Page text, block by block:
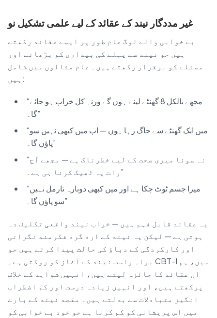
غیر مددگار نیند کے عقائد کے لیے علمی تشکیل نو
بے خوابی والے لوگ عام طور پر ایسے عقائد رکھتے
ہیں جو نیند سے پہلے کی بیداری کو بڑھاتے اور
مسئلے کو برقرار رکھتے ہیں۔ عام مثالوں میں شامل
ہیں:
“مجھے بالکل 8 گھنٹے لینے ہوں گے ورنہ کل خراب ہو جائے
گا۔”
“میں ایک گھنٹے سے جاگ رہا ہوں — اب میں کبھی نہیں سو
پاؤں گا۔”
“نہ سونا میری صحت کے لیے خطرناک ہے — مجھے آج
رات یہ ٹھیک کرنا ہی ہے۔”
“میرا جسم ٹوٹ چکا ہے اور میں کبھی دوبارہ نارمل نہیں
سو پاؤں گا۔”
یہ عقائد قابل فہم ہیں — خراب نیند واقعی تکلیف دہ
ہوتی ہے — لیکن یہ نیند کے ارد گرد فکرمند نگرانی
اور کارکردگی کے دباؤ کی حالت پیدا کرتے ہیں جو
براہ راست نیند کے آغاز کو روکتی ہے۔ CBT-I میں، ہم
ان عقائد کا جائزہ لیتے ہیں، انہیں شواہد کے خلاف
پرکھتے ہیں، اور انہیں زیادہ درست اور کم اضطراب
انگیز متبادلات سے بدلتے ہیں۔ مقصد نیند کے بارے
میں اس پریشانی کو کم کرنا ہے جو خود بے خوابی کو